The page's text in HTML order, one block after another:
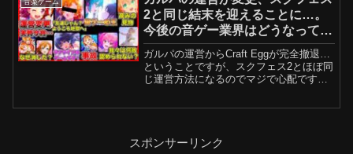
2と同じ結末を迎えることに…。
今後の音ゲー業界はどうなってい
くのかを辛口解説【バンドリ】
ガルパの運営からCraft Eggが完全撤退…
ということですが、スクフェス2とほぼ同
じ運営方法になるのでマジで心配です
スポンサーリンク